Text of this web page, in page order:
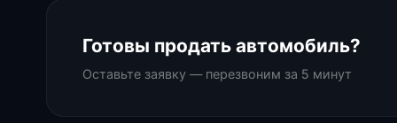
Готовы продать автомобиль?
Оставьте заявку — перезвоним за 5 минут